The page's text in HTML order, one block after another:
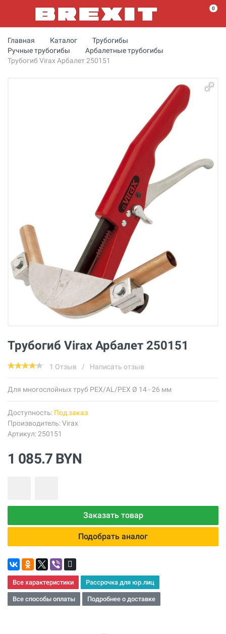
0
Главная Каталог
Трубогибы
Ручные трубогибы
Арбалетные трубогибы
Трубогиб Virax Арбалет 250151
Трубогиб Virax Арбалет 250151
1 Отзыв / Написать отзыв
Для многослойных труб PEX/AL/PEX Ø 14 - 26 мм
Доступность: Под заказ
Производитель:Virax
Артикул: 250151
1 085.7 BYN
Заказать товар
Подобрать аналог
Все характеристики Рассрочка для юр.лиц
Все способы оплаты Подробнее о доставке